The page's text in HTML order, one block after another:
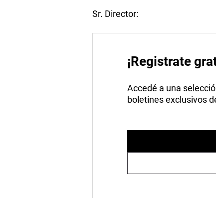
Sr. Director:
¡Registrate
Accedé a una
boletines exclusivos